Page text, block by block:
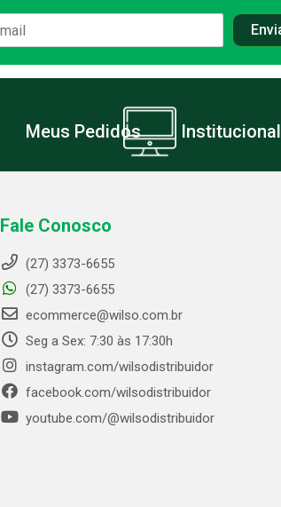
Meus Pedidos Institucional
Fale Conosco
(27) 3373-6655
(27) 3373-6655
ecommerce@wilso.com.br
Seg a Sex: 7:30 às 17:30h
instagram.com/wilsodistribuidor
facebook.com/wilsodistribuidor
youtube.com/@wilsodistribuidor